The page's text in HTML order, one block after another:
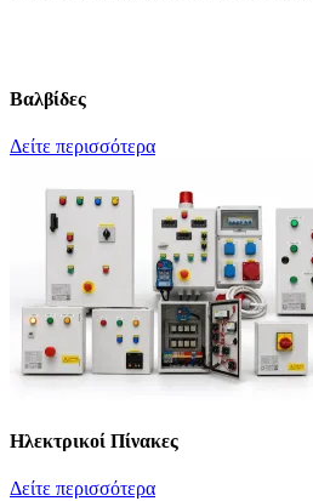
Βαλβίδες
Δείτε περισσότερα
Ηλεκτρικοί Πίνακες
Δείτε περισσότερα